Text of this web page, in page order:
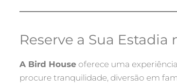
Reserve a Sua Estadia
A Bird House oferece uma
procure tranquilidade, diversão em